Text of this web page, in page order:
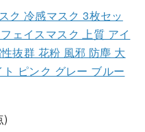
ク 冷感マスク 3枚セッ
ェイスマスク 上質 アイ
抜群 花粉 風邪 防塵 大
ピンク グレー ブルー
)